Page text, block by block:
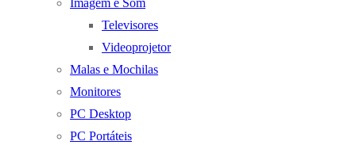
Imagem e Som
Televisores
Videoprojetor
Malas e Mochilas
Monitores
PC Desktop
PC Portáteis